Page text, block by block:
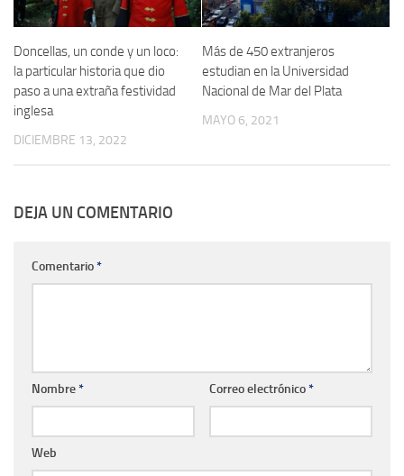
Doncellas, un conde y un loco:
la particular historia que dio
paso a una extraña festividad
inglesa
DICIEMBRE 13, 2022
Más de 450 extranjeros
estudian en la Universidad
Nacional de Mar del Plata
MAYO 6, 2021
DEJA UN COMENTARIO
Comentario*
Nombre* Correo electrónico*
Web